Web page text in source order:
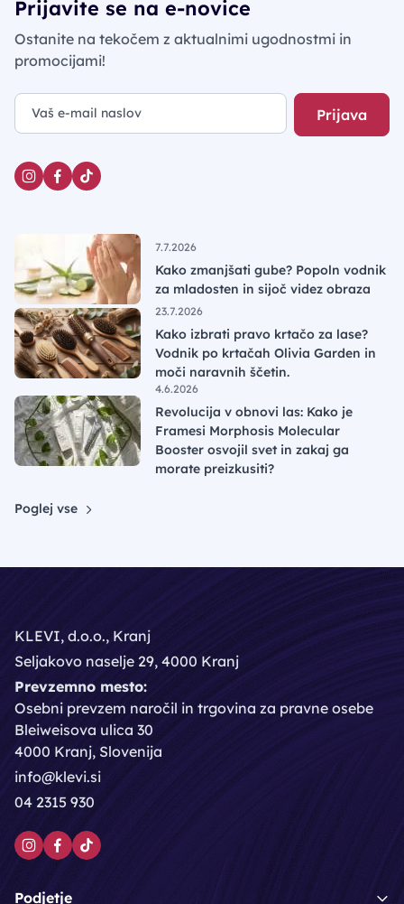
Prijavite se na e-novice
Ostanite na tekočem z aktualnimi ugodnostmi in
promocijami!
Prijava
7.7.2026
Kako zmanjšati gube? Popoln vodnik
za mladosten in sijoč videz obraza
23.7.2026
Kako izbrati pravo krtačo za lase?
Vodnik po krtačah Olivia Garden in
moči naravnih ščetin.
4.6.2026
Revolucija v obnovi las: Kako je
Framesi Morphosis Molecular
Booster osvojil svet in zakaj ga
morate preizkusiti?
Poglej vse
KLEVI, d.o.o., Kranj
Seljakovo naselje 29, 4000 Kranj
Prevzemno mesto:
Osebni prevzem naročil in trgovina za pravne osebe
Bleiweisova ulica 30
4000 Kranj, Slovenija
info@klevi.si
04 2315 930
Podjetje